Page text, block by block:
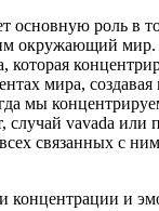
основную роль в
окружающий мир.
которая
мира,
мы
случай vavada или
связанных с
концентрации и